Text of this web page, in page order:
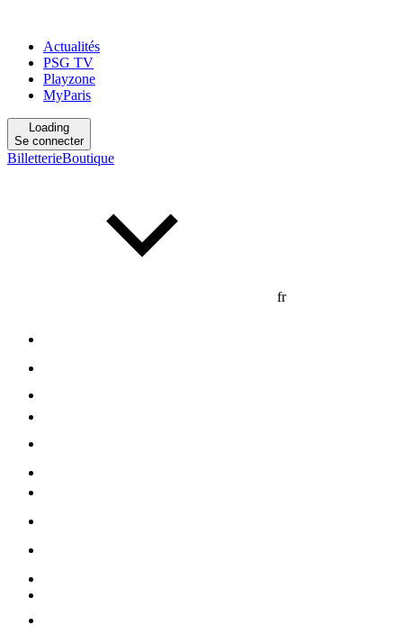
Actualités
PSG TV
Playzone
MyParis
Loading
Se connecter
BilletterieBoutique
fr